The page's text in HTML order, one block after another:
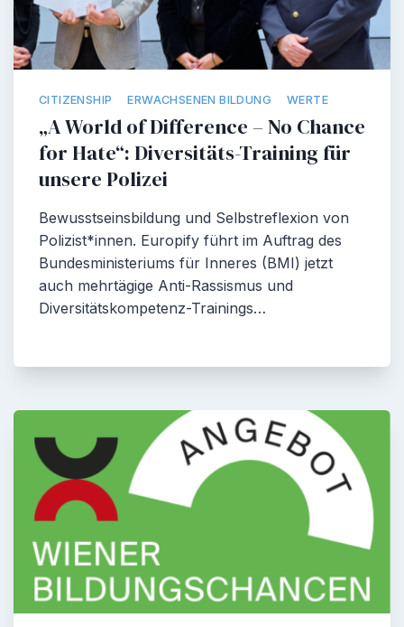
CITIZENSHIP ERWACHSENEN BILDUNG WERTE
„A World of Difference – No Chance
for Hate“: Diversitäts-Training für
unsere Polizei
Bewusstseinsbildung und Selbstreflexion von
Polizist*innen. Europify führt im Auftrag des
Bundesministeriums für Inneres (BMI) jetzt
auch mehrtägige Anti-Rassismus und
Diversitätskompetenz-Trainings…